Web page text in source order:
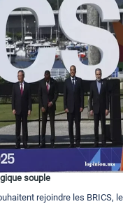
souple
rejoindre les BRICS, le